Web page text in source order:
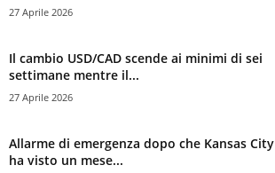
27 Aprile 2026
Il cambio USD/CAD scende ai minimi di sei
settimane mentre il...
27 Aprile 2026
Allarme di emergenza dopo che Kansas City
ha visto un mese...